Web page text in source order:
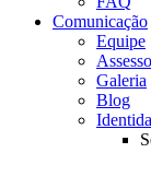
Comunicação
Equipe
Galeria
Blog